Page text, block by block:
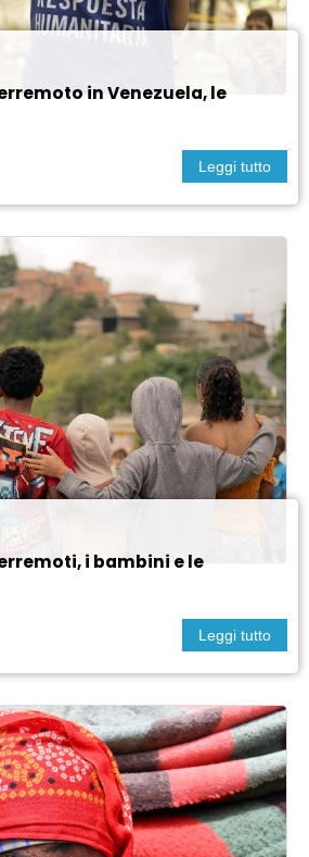
in Venezuela, le
Leggi tutto
i bambini e le
Leggi tutto